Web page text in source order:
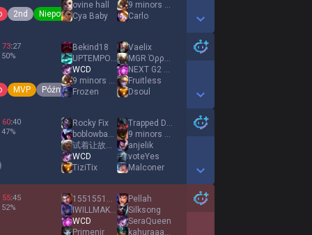
2nd Niepowstrzymany
ovine hall
Cya Baby
9 minors 1 ivern
Carlo
Show More Detail Games
73:27
50%
MVP Późny rozkwit
Bekind18
UPTEMPO SNIFFER
WCD
9 minors 1 ivern
Frozen
Vaelix
MGR Όρροlí
NEXT G2 MIDKING
Fruitless
Dsoul
Show More Detail Games
60:40
47%
Rocky Fix
boblowbasher
试着让故事继续
WCD
TiziTix
Trapped Demon
9 minors 1 ivern
anjelik
voteYes
Malconer
Show More Detail Games
55:45
52%
1551551551551551
IWILLMAKEIT
WCD
Primenir
Pellah
Silksong
SeraQueen
kahuraaaaaaaaaaa